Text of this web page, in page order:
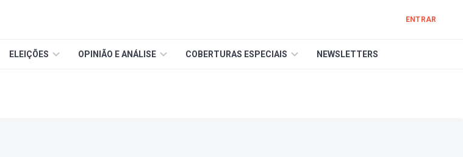
ENTRAR
ELEIÇÕES OPINIÃO E ANÁLISE COBERTURAS ESPECIAIS NEWSLETTERS